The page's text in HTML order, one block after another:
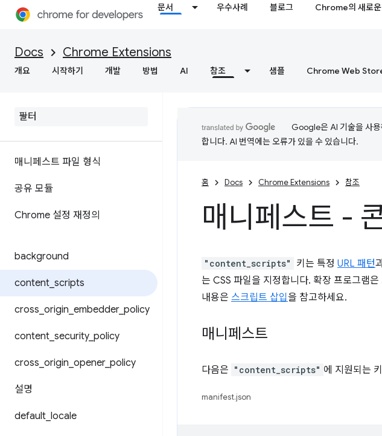
문서 우수사례 블로그 Chrome의 새로운
Docs Chrome Extensions
개요 시작하기 개발 방법 AI 참조 샘플 Chrome Web
매니페스트 파일 형식
공유 모듈
Chrome 설정 재정의
background
content scripts
cross origin embedder_ policy
content security_ policy
cross origin opener_ policy
설명
default locale
Google은 AI 기술을 사용
합니다. AI 번역에는 오류가 있을 수 있습니다.
홈 Docs Chrome Extensions 참조
매니페스트 -
"content_scripts" 키는 특정 URL 패턴
는 CSS 파일을 지정합니다. 확장 프로그램
내용은 스크립트 삽입 을 참고하세요.
매니페스트
다음은 "content_scripts" 에 지원되는
manifest.json